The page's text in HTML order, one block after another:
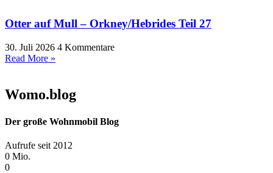
Otter auf Mull – Orkney/Hebrides Teil 27
30. Juli 2026 4 Kommentare
Read More »
Womo.blog
Der große Wohnmobil Blog​
Aufrufe seit 2012
0 Mio.
0